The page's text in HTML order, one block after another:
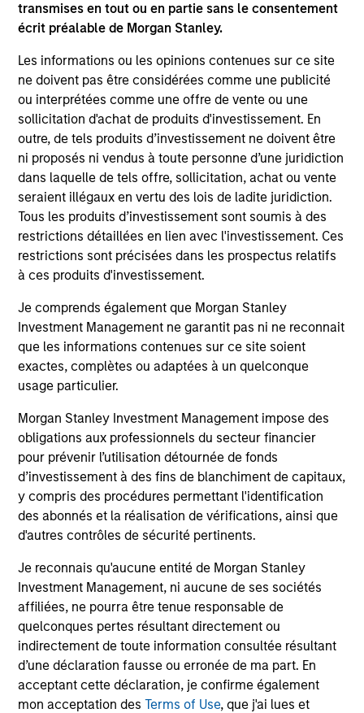
transmises en tout ou en partie sans le consentement
écrit préalable de Morgan Stanley.
Les informations ou les opinions contenues sur ce site
ne doivent pas être considérées comme une publicité
ou interprétées comme une offre de vente ou une
sollicitation d'achat de produits d'investissement. En
outre, de tels produits d’investissement ne doivent être
ni proposés ni vendus à toute personne d’une juridiction
dans laquelle de tels offre, sollicitation, achat ou vente
seraient illégaux en vertu des lois de ladite juridiction.
Tous les produits d’investissement sont soumis à des
restrictions détaillées en lien avec l'investissement. Ces
restrictions sont précisées dans les prospectus relatifs
à ces produits d'investissement.
Je comprends également que Morgan Stanley
Investment Management ne garantit pas ni ne reconnait
que les informations contenues sur ce site soient
exactes, complètes ou adaptées à un quelconque
usage particulier.
Morgan Stanley Investment Management impose des
obligations aux professionnels du secteur financier
pour prévenir l’utilisation détournée de fonds
d’investissement à des fins de blanchiment de capitaux,
y compris des procédures permettant l'identification
des abonnés et la réalisation de vérifications, ainsi que
d'autres contrôles de sécurité pertinents.
Je reconnais qu'aucune entité de Morgan Stanley
Investment Management, ni aucune de ses sociétés
affiliées, ne pourra être tenue responsable de
quelconques pertes résultant directement ou
indirectement de toute information consultée résultant
d’une déclaration fausse ou erronée de ma part. En
acceptant cette déclaration, je confirme également
mon acceptation desTerms of Use, que j'ai lues et
Invests across global asset classes, aiming
to manage total portfolio risk while
enhancing returns from tactical positioning,
seeking to deliver attractive returns, a
stable income and a measure of downside
protection in volatile markets.
Global Balanced Risk Control Strategy:
Total Portfolio Risk Control
Invests across global asset classes, aiming
enhancing returns from tactical positioning
and seeking to deliver attractive returns and
downside protection in volatile markets. The
Strategy can be customised to client-
instruments for implementation of asset
class exposures including direct securities,
active funds and ETFs.
Global Balanced Risk Control Strategy:
Invests across global asset classes, aiming
to manage tracking error around a fixed-
weight benchmark while enhancing returns
from tactical positioning and seeking excess
returns, with a measure of downside
protection in volatile markets.